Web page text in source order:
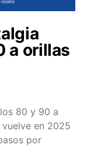
a orillas
80 y 90 a
en 2025
por